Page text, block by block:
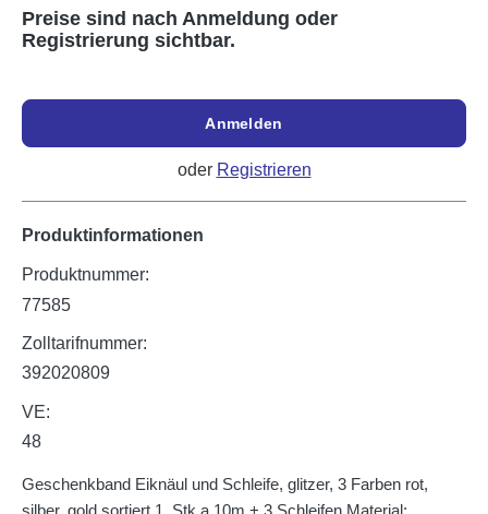
Preise sind nach Anmeldung oder
Registrierung sichtbar.
Anmelden
oder Registrieren
Produktinformationen
Produktnummer:
77585
Zolltarifnummer:
392020809
VE:
48
Geschenkband Eiknäul und Schleife, glitzer, 3 Farben rot,
silber, gold sortiert 1. Stk a 10m + 3 Schleifen Material: